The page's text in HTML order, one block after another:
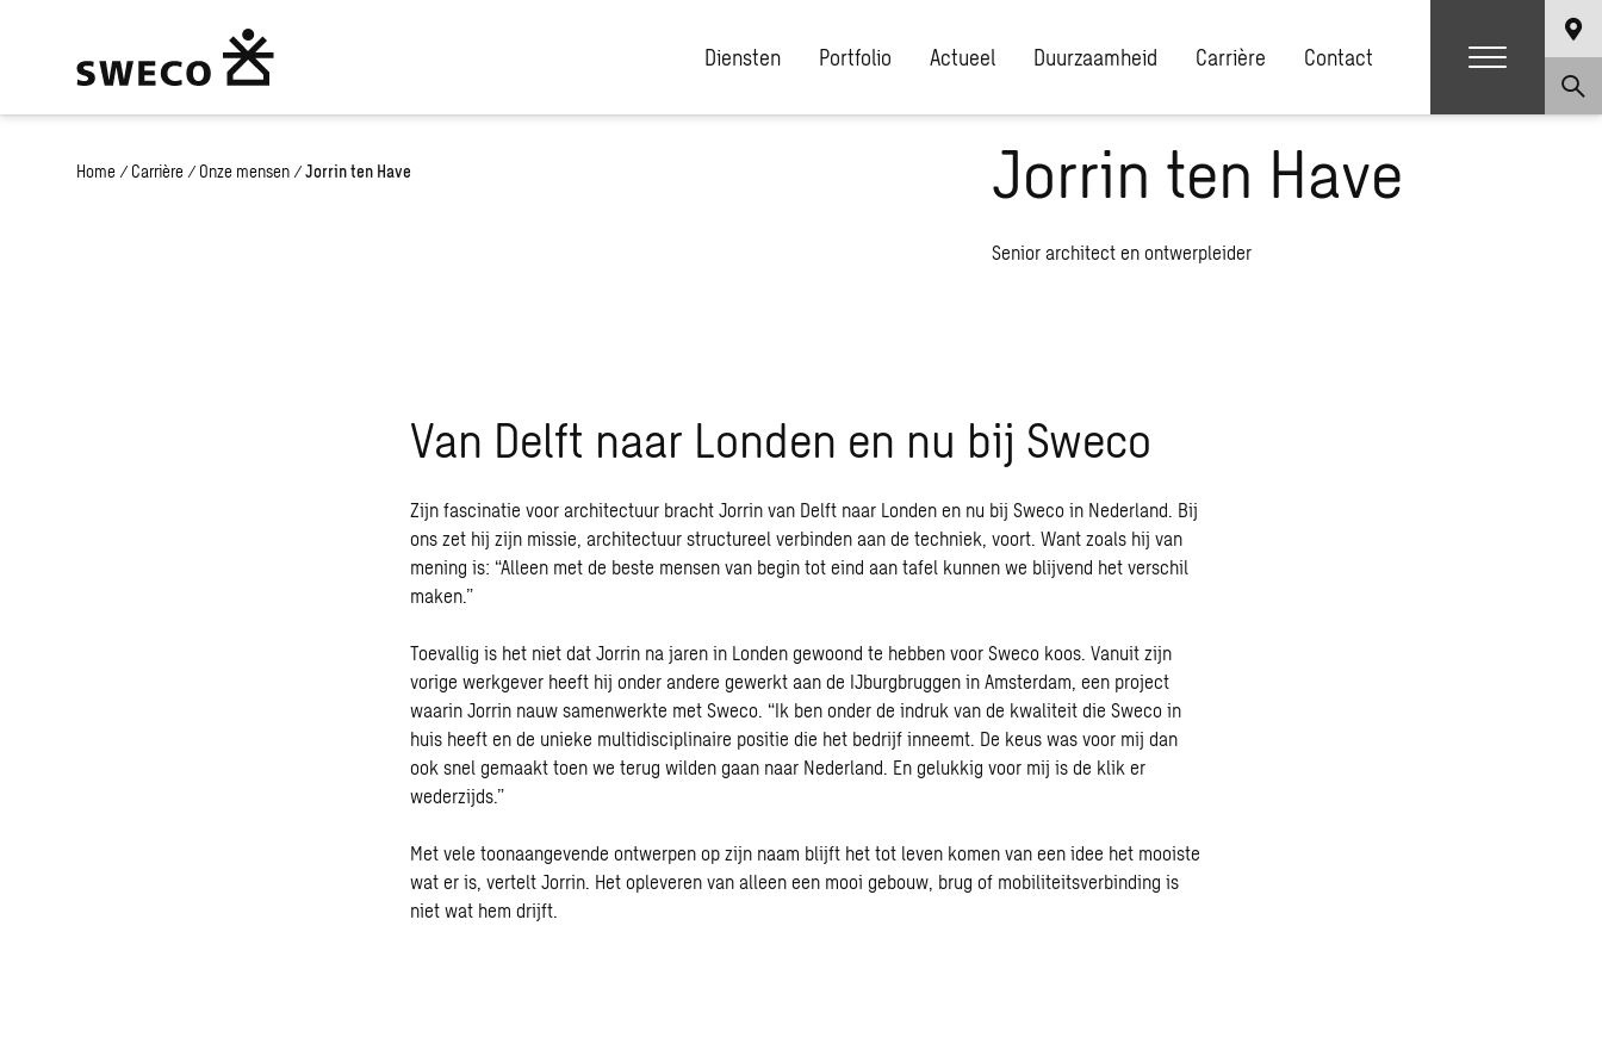
Diensten Portfolio Actueel Duurzaamheid Carrière Contact
Home / Carrière / Onze mensen / Jorrin ten Have Jorrin ten Have
Senior architect en ontwerpleider
Van Delft naar Londen en nu bij Sweco
Zijn fascinatie voor architectuur bracht Jorrin van Delft naar Londen en nu bij Sweco in Nederland. Bij
ons zet hij zijn missie, architectuur structureel verbinden aan de techniek, voort. Want zoals hij van
mening is: “Alleen met de beste mensen van begin tot eind aan tafel kunnen we blijvend het verschil
maken.”
Toevallig is het niet dat Jorrin na jaren in Londen gewoond te hebben voor Sweco koos. Vanuit zijn
vorige werkgever heeft hij onder andere gewerkt aan de IJburgbruggen in Amsterdam, een project
waarin Jorrin nauw samenwerkte met Sweco. “Ik ben onder de indruk van de kwaliteit die Sweco in
huis heeft en de unieke multidisciplinaire positie die het bedrijf inneemt. De keus was voor mij dan
ook snel gemaakt toen we terug wilden gaan naar Nederland. En gelukkig voor mij is de klik er
wederzijds.”
Met vele toonaangevende ontwerpen op zijn naam blijft het tot leven komen van een idee het mooiste
wat er is, vertelt Jorrin. Het opleveren van alleen een mooi gebouw, brug of mobiliteitsverbinding is
niet wat hem drijft.